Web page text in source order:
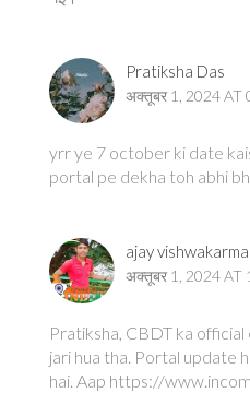
Pratiksha Das
अक्तूबर 1, 2024 AT
yrr ye 7 october ki date
portal pe dekha toh abhi
ajay vishwakarma
अक्तूबर 1, 2024 AT
Pratiksha, CBDT ka
jari hua tha. Portal update
hai. Aap https://